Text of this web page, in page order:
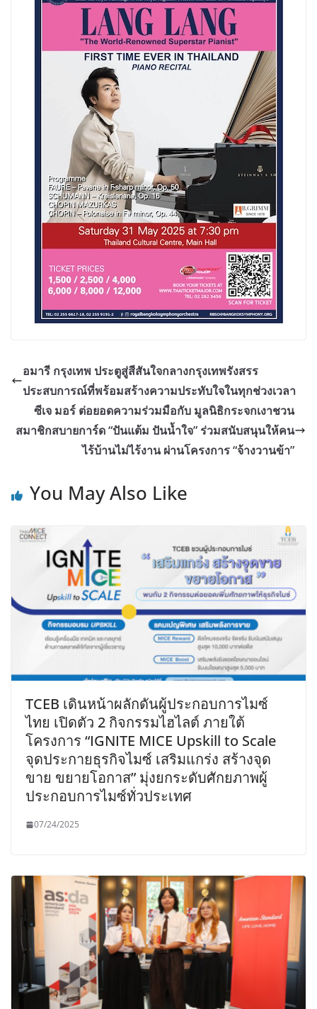
อมารี กรุงเทพ ประตูสู่สีสันใจกลางกรุงเทพรังสรร
ประสบการณ์ที่พร้อมสร้างความประทับใจในทุกช่วงเวลา
ซีเจ มอร์ ต่อยอดความร่วมมือกับ มูลนิธิกระจกเงาชวน
สมาชิกสบายการ์ด “ปันแต้ม ปันน้ำใจ” ร่วมสนับสนุนให้คน
ไร้บ้านไม่ไร้งาน ผ่านโครงการ “จ้างวานข้า”
You May Also Like
TCEB เดินหน้าผลักดันผู้ประกอบการไมซ์
ไทย เปิดตัว 2 กิจกรรมไฮไลต์ ภายใต้
โครงการ “IGNITE MICE Upskill to Scale
จุดประกายธุรกิจไมซ์ เสริมแกร่ง สร้างจุด
ขาย ขยายโอกาส” มุ่งยกระดับศักยภาพผู้
ประกอบการไมซ์ทั่วประเทศ
07/24/2025